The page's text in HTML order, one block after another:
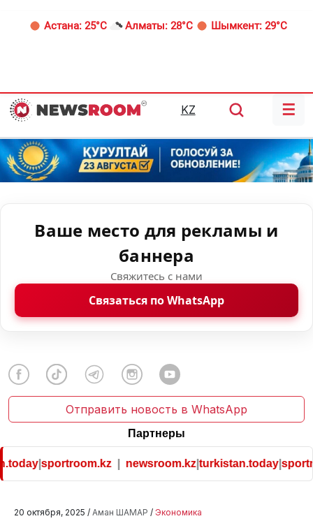
Астана: 25°C Алматы: 28°C Шымкент: 29°C
KZ ☰
Ваше место для рекламы и
баннера
Свяжитесь с нами
Связаться по WhatsApp
Отправить новость в WhatsApp
Партнеры
|sportroom.kz| newsroom.kz|turkistan.today|
20 октября, 2025 / Аман ШАМАР / Экономика